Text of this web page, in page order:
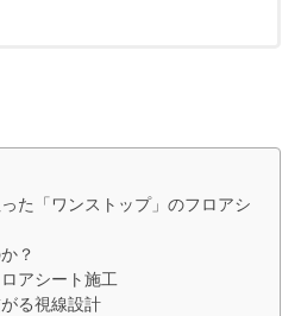
た「ワンストップ」のフロアシ
？
アシート施工
る視線設計